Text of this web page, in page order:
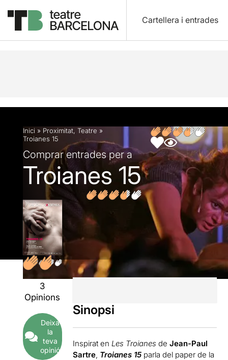
Cartellera i entrades
Descripció Fitxa artística Fotos i vídeos
Inici » Proximitat, Teatre »
Troianes 15
Comprar entrades per a
Troianes 15
3
Opinions
Deixa
la
teva
opinió
Sinopsi
Inspirat en Les Troianes deJean-Paul
Sartre Troianes 15 parla del paper de la